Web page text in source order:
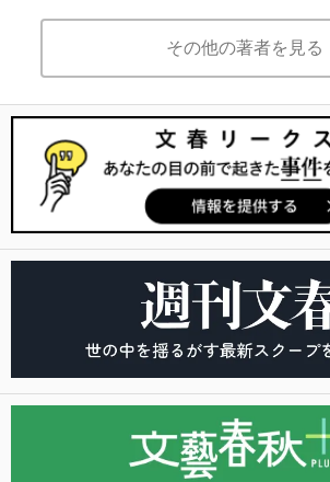
その他の著者を見る